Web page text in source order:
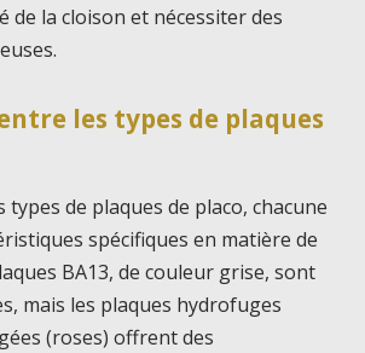
de la cloison et nécessiter des
les types de plaques
de plaques de placo, chacune
spécifiques en matière de
BA13, de couleur grise, sont
mais les plaques hydrofuges
(roses) offrent des